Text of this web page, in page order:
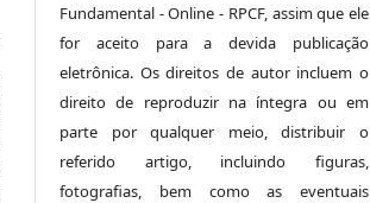
Fundamental - Online - RPCF, assim que ele
for aceito para a devida publicação
eletrônica. Os direitos de autor incluem o
direito de reproduzir na íntegra ou em
parte por qualquer meio, distribuir o
referido artigo, incluindo figuras,
fotografias, bem como as eventuais